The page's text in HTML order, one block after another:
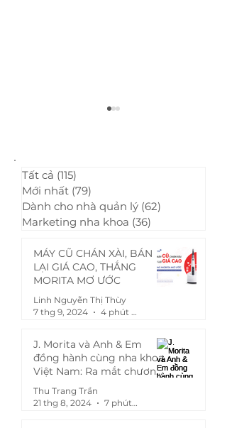
Điều trị bảo tồn cho
mòn cổ răng
Tất cả (115)
Mới nhất (79)
Dành cho nhà quản lý (62)
Marketing nha khoa (36)
MÁY CŨ CHÁN XÀI, BÁN
LẠI GIÁ CAO, THẮNG
MORITA MƠ ƯỚC
Linh Nguyễn Thị Thùy
7 thg 9, 2024
4 phút đọc
J. Morita và Anh & Em
đồng hành cùng nha khoa
Việt Nam: Ra mắt chương
trình "Mua chung, giảm
khùng - Ép Morita theo giá
bạn muốn!"
Thu Trang Trần
21 thg 8, 2024
7 phút đọc